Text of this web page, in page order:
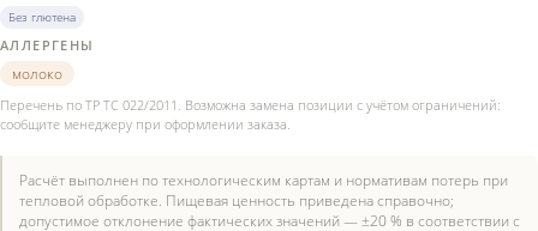
Без глютена
АЛЛЕРГЕНЫ
молоко
Перечень по ТР ТС 022/2011. Возможна замена позиции с учётом ограничений:
сообщите менеджеру при оформлении заказа.
Расчёт выполнен по технологическим картам и нормативам потерь при
тепловой обработке. Пищевая ценность приведена справочно;
допустимое отклонение фактических значений — ±20 % в соответствии с